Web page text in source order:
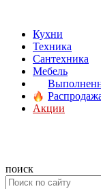
Кухни
Техника
Сантехника
Мебель
Акции
поиск